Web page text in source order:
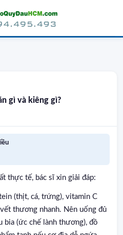
gì và kiêng gì?
thực tế, bác sĩ xin giải đáp:
(thịt, cá, trứng), vitamin C
thương nhanh. Nên uống đủ
(ức chế lành thương), đồ